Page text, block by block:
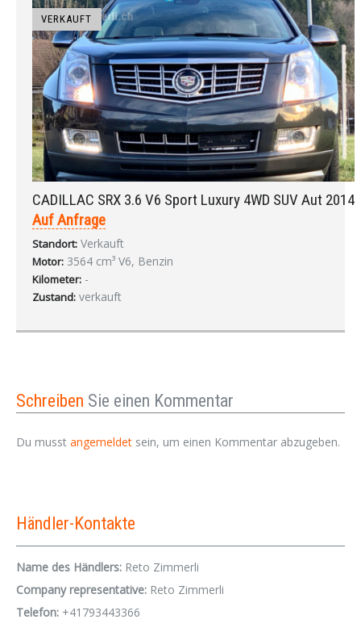
VERKAUFT
CADILLAC SRX 3.6 V6 Sport Luxury 4WD SUV Aut 2014
Auf Anfrage
Standort: Verkauft
Motor: 3564 cm³ V6, Benzin
Kilometer: -
Zustand: verkauft
Schreiben Sie einen Kommentar
Du musst angemeldet sein, um einen Kommentar abzugeben.
Händler-Kontakte
Name des Händlers: Reto Zimmerli
Company representative: Reto Zimmerli
Telefon: +41793443366